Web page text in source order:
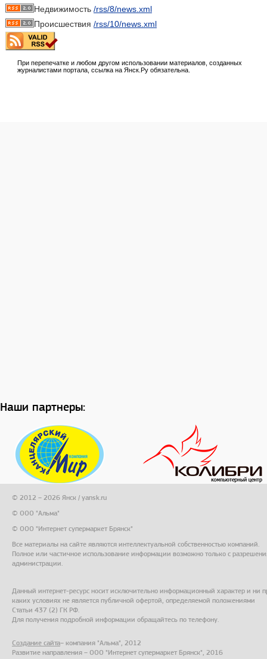
Недвижимость /rss/8/news.xml
Происшествия /rss/10/news.xml
При перепечатке и любом другом использовании материалов, созданных
журналистами портала, ссылка на Янск.Ру обязательна.
Наши партнеры:
© 2012 – 2026 Янск / yansk.ru
© ООО "Альма"
© ООО "Интернет супермаркет Брянск"
Все материалы на сайте являются интеллектуальной собственностью компаний.
Полное или частичное использование информации возможно только с
администрации.
Данный интернет-ресурс носит исключительно информационный характер и ни
каких условиях не является публичной офертой, определяемой положениями
Статьи 437 (2) ГК РФ.
Для получения подробной информации обращайтесь по телефону.
Создание сайта– компания "Альма", 2012
Развитие направления – ООО "Интернет супермаркет Брянск", 2016